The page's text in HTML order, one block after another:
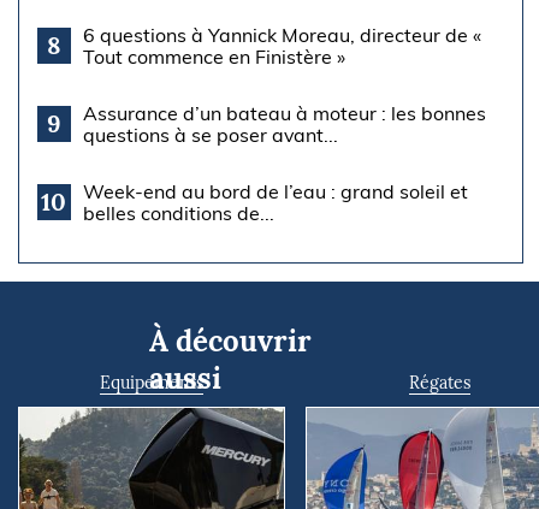
8
6 questions à Yannick Moreau, directeur de «
Tout commence en Finistère »
9
Assurance d’un bateau à moteur : les bonnes
questions à se poser avant...
10
Week-end au bord de l’eau : grand soleil et
belles conditions de...
À découvrir
aussi
Equipements Régates